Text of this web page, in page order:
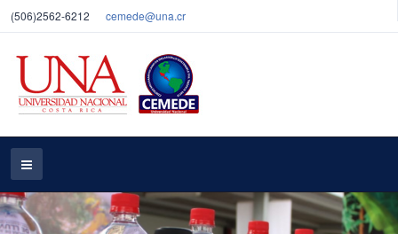
(506)2562-6212 cemede@una.cr